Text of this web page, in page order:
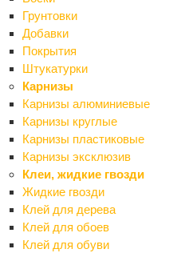
Грунтовки
Добавки
Покрытия
Штукатурки
Карнизы
Карнизы алюминиевые
Карнизы круглые
Карнизы пластиковые
Карнизы эксклюзив
Клеи, жидкие гвозди
Жидкие гвозди
Клей для дерева
Клей для обоев
Клей для обуви
Назад
Шпаклевки готовые
Для внутренних и наружных работ
Для внутренних работ
По дереву
Шпаклевки-замазки
Эпоксидные шпаклевки
Инструменты
Назад
Инструменты
Электроинструмент
Назад
Электроинструмент
Бетоносмесители